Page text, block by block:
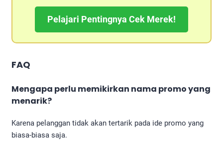
Pelajari Pentingnya Cek Merek!
FAQ
Mengapa perlu memikirkan nama promo yang
menarik?
Karena pelanggan tidak akan tertarik pada ide promo yang
biasa-biasa saja.